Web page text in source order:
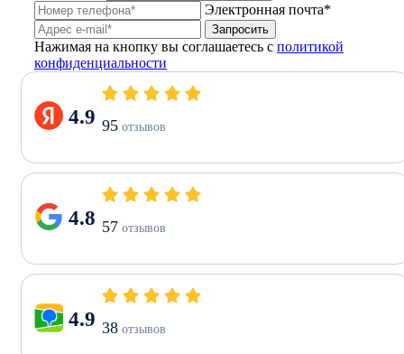
Электронная почта*
Запросить
Нажимая на кнопку вы соглашаетесь с политикой
конфиденциальности
4.9 95 отзывов
4.8 57 отзывов
4.9 38 отзывов